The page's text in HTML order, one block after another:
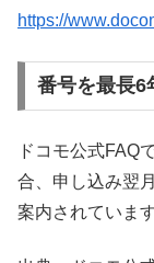
https://
番号を最長6
ドコモ公式FAQ
合、申し込み翌
案内されています